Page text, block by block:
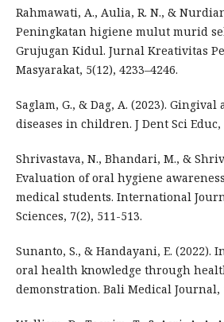
Rahmawati, A., Aulia, R. N., &
Peningkatan higiene mulut murid
Grujugan Kidul. Jurnal Kreativitas
Masyarakat, 5(12), 4233–4246.
Saglam, G., & Dag, A. (2023).
diseases in children. J Dent Sci Educ,
Shrivastava, N., Bhandari, M., &
Evaluation of oral hygiene
medical students. International
Sciences, 7(2), 511-513.
Sunanto, S., & Handayani, E. (2022).
oral health knowledge through
demonstration. Bali Medical Journal,